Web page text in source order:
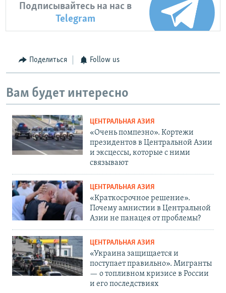
Подписывайтесь на нас в
Telegram
Поделиться Follow us
Вам будет интересно
ЦЕНТРАЛЬНАЯ АЗИЯ
«Очень помпезно». Кортежи
президентов в Центральной Азии
и эксцессы, которые с ними
связывают
ЦЕНТРАЛЬНАЯ АЗИЯ
«Краткосрочное решение».
Почему амнистии в Центральной
Азии не панацея от проблемы?
ЦЕНТРАЛЬНАЯ АЗИЯ
«Украина защищается и
поступает правильно». Мигранты
— о топливном кризисе в России
и его последствиях